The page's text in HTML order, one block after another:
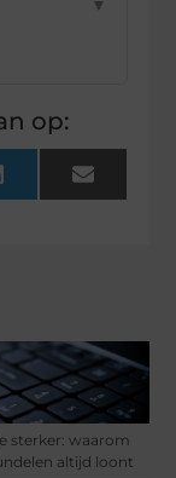
sterker: waarom
altijd loont
▼
op:
LinkedIn Email